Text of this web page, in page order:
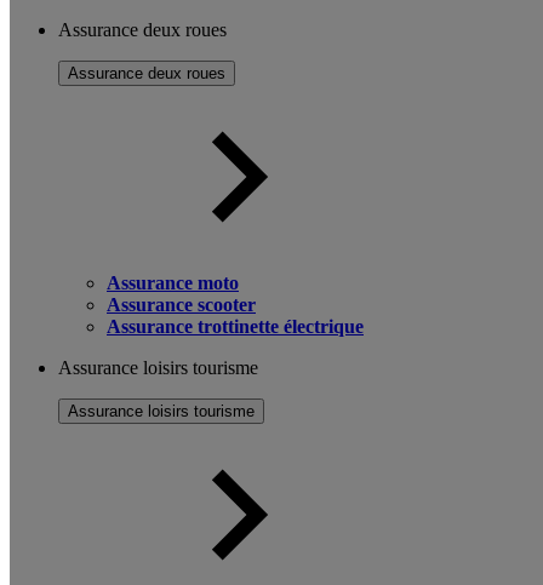
Assurance deux roues
Assurance deux roues
Assurance moto
Assurance scooter
Assurance trottinette électrique
Assurance loisirs tourisme
Assurance loisirs tourisme